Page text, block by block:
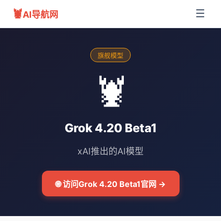
🦞AI导航网 ☰
旗舰模型
🦞
Grok 4.20 Beta1
xAI推出的AI模型
🌐 访问Grok 4.20 Beta1官网 →